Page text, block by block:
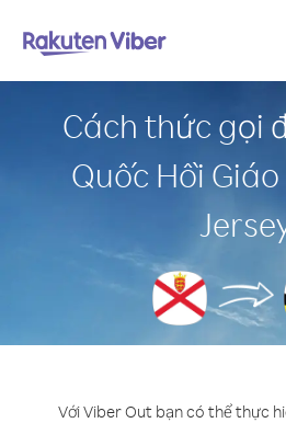
Cách thức gọi
Quốc Hồi
Với Viber Out bạn có thể thực